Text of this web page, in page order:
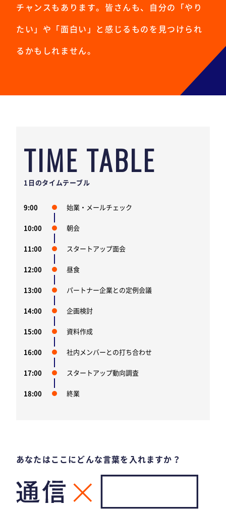
チャンスもあります。皆さんも、自分の「やり
たい」や「面白い」と感じるものを見つけられ
るかもしれません。
TIME TABLE
1日のタイムテーブル
9:00 始業・メールチェック
10:00 朝会
11:00 スタートアップ面会
12:00 昼食
13:00 パートナー企業との定例会議
14:00 企画検討
15:00 資料作成
16:00 社内メンバーとの打ち合わせ
17:00 スタートアップ動向調査
18:00 終業
あなたはここにどんな言葉を入れますか？